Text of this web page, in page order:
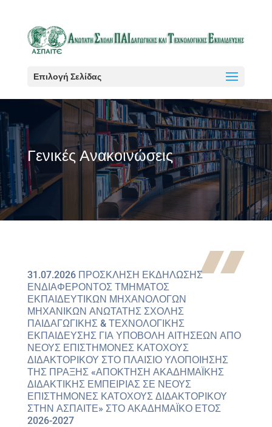
Επιλογή Σελίδας
Γενικές Ανακοινώσεις
31.07.2026 ΠΡΟΣΚΛΗΣΗ ΕΚΔΗΛΩΣΗΣ
ΕΝΔΙΑΦΕΡΟΝΤΟΣ ΤΜΗΜΑΤΟΣ
ΕΚΠΑΙΔΕΥΤΙΚΩΝ ΜΗΧΑΝΟΛΟΓΩΝ
ΜΗΧΑΝΙΚΩΝ ΑΝΩΤΑΤΗΣ ΣΧΟΛΗΣ
ΠΑΙΔΑΓΩΓΙΚΗΣ & ΤΕΧΝΟΛΟΓΙΚΗΣ
ΕΚΠΑΙΔΕΥΣΗΣ ΓΙΑ ΥΠΟΒΟΛΗ ΑΙΤΗΣΕΩΝ ΑΠΟ
ΝΕΟΥΣ ΕΠΙΣΤΗΜΟΝΕΣ ΚΑΤΟΧΟΥΣ
ΔΙΔΑΚΤΟΡΙΚΟΥ ΣΤΟ ΠΛΑΙΣΙΟ ΥΛΟΠΟΙΗΣΗΣ
ΤΗΣ ΠΡΑΞΗΣ «ΑΠΟΚΤΗΣΗ ΑΚΑΔΗΜΑΪΚΗΣ
ΔΙΔΑΚΤΙΚΗΣ ΕΜΠΕΙΡΙΑΣ ΣΕ ΝΕΟΥΣ
ΕΠΙΣΤΗΜΟΝΕΣ ΚΑΤΟΧΟΥΣ ΔΙΔΑΚΤΟΡΙΚΟΥ
ΣΤΗΝ ΑΣΠΑΙΤΕ» ΣΤΟ ΑΚΑΔΗΜΑΪΚΟ ΕΤΟΣ
2026-2027